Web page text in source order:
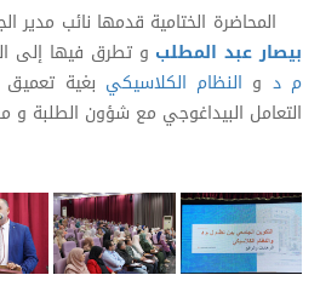
المحاضرة الختامية قدمها نائب مدير
بيصار عبد المطلب و تطرق فيها إلى
م د و النظام الكلاسيكي بغية
التعامل البيداغوجي مع شؤون الطلبة و